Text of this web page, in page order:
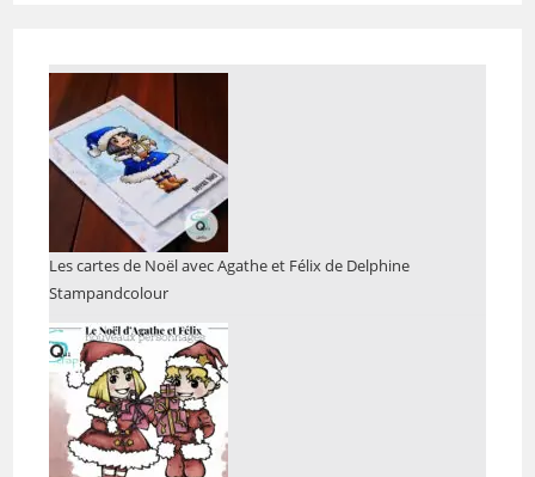
Les cartes de Noël avec Agathe et Félix de Delphine
Stampandcolour